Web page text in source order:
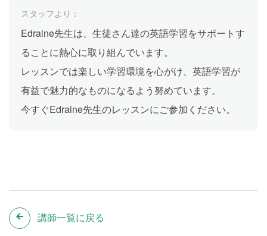
スタッフより：
Edraine先生は、生徒さん達の英語学習をサポートす
ることに熱心に取り組んでいます。
レッスンでは楽しい学習環境を心がけ、英語学習が
有益で魅力的なものになるよう努めています。
今すぐEdraine先生のレッスンにご参加ください。
講師一覧に戻る